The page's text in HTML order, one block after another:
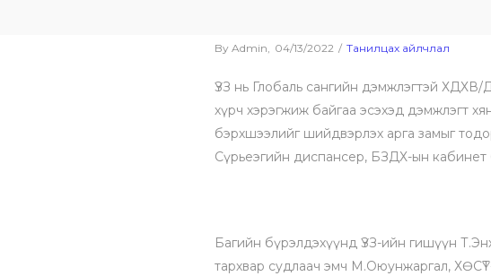
By Admin
Posted
04/13/2022
Posted
Танилцах айлчлал
ҮЗЗ нь Глобаль сангийн дэмжлэгтэй ХДХВ/
хүрч хэрэгжиж байгаа эсэхэд дэмжлэгт
бэрхшээлийг шийдвэрлэх арга замыг
Сүрьеэгийн диспансер, БЗДХ-ын
Багийн бүрэлдэхүүнд ҮЗЗ-ийн гишүүн
тархвар судлаач эмч М.Оюунжаргал,